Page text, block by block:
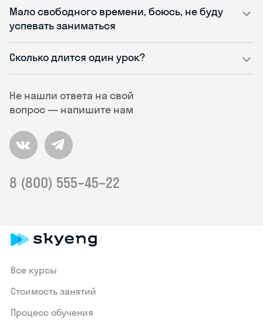
Не нашли ответа на свой
вопрос — напишите нам
8 (800) 555–45–22
Мало свободного времени, боюсь, не буду
успевать заниматься
Сколько длится один урок?
Все курсы
Стоимость занятий
Процесс обучения